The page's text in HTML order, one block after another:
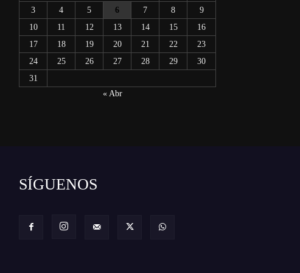
3
4 5 6 7 8
9
10
11 12 13 14 15
16
17
18 19 20 21 22
23
24
25 26 27 28 29
30
31
« Abr
SÍGUENOS